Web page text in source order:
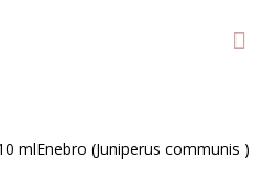
mlEnebro (Juniperus communis )